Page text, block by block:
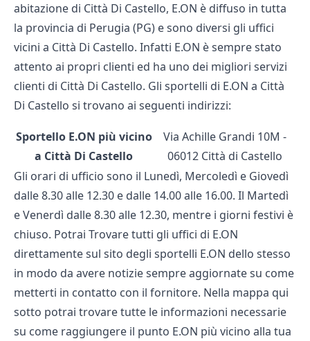
abitazione di Città Di Castello, E.ON è diffuso in tutta
la provincia di Perugia (PG) e sono diversi gli uffici
vicini a Città Di Castello. Infatti E.ON è sempre stato
attento ai propri clienti ed ha uno dei migliori servizi
clienti di Città Di Castello. Gli sportelli di E.ON a Città
Di Castello si trovano ai seguenti indirizzi:
Sportello E.ON più vicino
a Città Di Castello
Via Achille Grandi 10M -
06012 Città di Castello
Gli orari di ufficio sono il Lunedì, Mercoledì e Giovedì
dalle 8.30 alle 12.30 e dalle 14.00 alle 16.00. Il Martedì
e Venerdì dalle 8.30 alle 12.30, mentre i giorni festivi è
chiuso. Potrai Trovare tutti gli uffici di E.ON
direttamente sul sito degli sportelli E.ON dello stesso
in modo da avere notizie sempre aggiornate su come
metterti in contatto con il fornitore. Nella mappa qui
sotto potrai trovare tutte le informazioni necessarie
su come raggiungere il punto E.ON più vicino alla tua